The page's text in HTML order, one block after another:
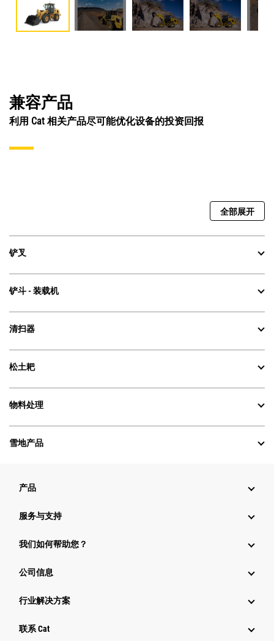
兼容产品
利用 Cat 相关产品尽可能优化设备的投资回报
全部展开
铲叉
铲斗 - 装载机
清扫器
松土耙
物料处理
雪地产品
产品
服务与支持
我们如何帮助您？
公司信息
行业解决方案
行业
联系 Cat